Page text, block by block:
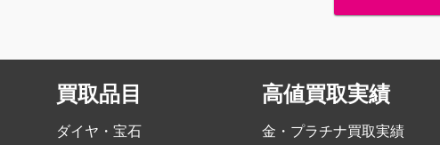
買取品目
ダイヤ・宝石
高値買取実績
金・プラチナ買取実績